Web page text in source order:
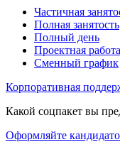
Частичная
Полная занятость
Полный день
Проектная работа
Сменный график
Корпоративная
Какой соцпакет вы
Оформляйте